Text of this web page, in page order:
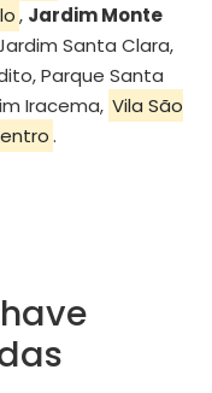
, Jardim Monte
Santa Clara,
Parque Santa
Iracema, Vila São
.